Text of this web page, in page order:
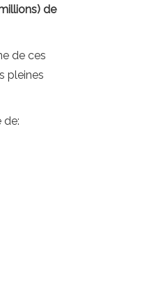
de
de ces
pleines
de: